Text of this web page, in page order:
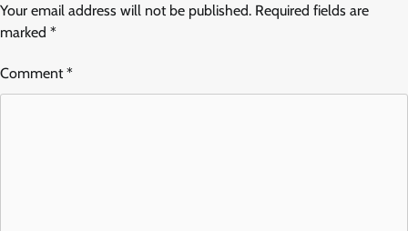
Your email address will not be published. Required fields are
marked *
Comment*